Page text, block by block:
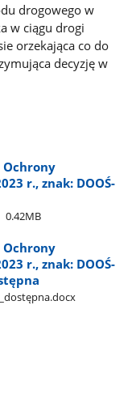
drogowego w
w ciągu drogi
orzekająca co do
decyzję w
Ochrony
r., znak: DOOŚ-
0.42MB
Ochrony
r., znak: DOOŚ-